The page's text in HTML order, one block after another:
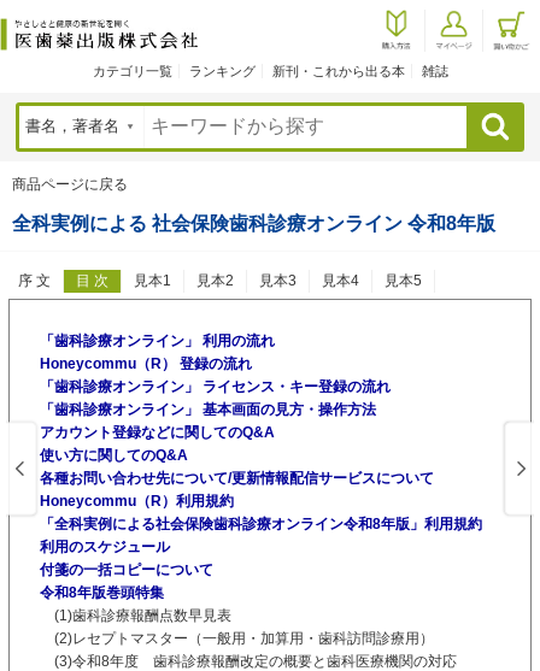
カテゴリ一覧 ランキング 新刊・これから出る本 雑誌
検索
商品ページに戻る
全科実例による 社会保険歯科診療オンライン 令和8年版
序 文 目 次 見本1 見本2 見本3 見本4 見本5
「歯科診療オンライン」 利用の流れ
Honeycommu（R） 登録の流れ
「歯科診療オンライン」 ライセンス・キー登録の流れ
「歯科診療オンライン」 基本画面の見方・操作方法
アカウント登録などに関してのQ&A
使い方に関してのQ&A
各種お問い合わせ先について/更新情報配信サービスについて
Honeycommu（R）利用規約
「全科実例による社会保険歯科診療オンライン令和8年版」利用規約
利用のスケジュール
付箋の一括コピーについて
令和8年版巻頭特集
(1)歯科診療報酬点数早見表
(2)レセプトマスター（一般用・加算用・歯科訪問診療用）
(3)令和8年度 歯科診療報酬改定の概要と歯科医療機関の対応